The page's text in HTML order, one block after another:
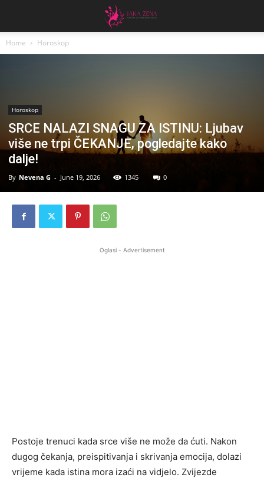
Home Horoskop
Horoskop
SRCE NALAZI SNAGU ZA ISTINU: Ljubav
više ne trpi ČEKANJE, pogledajte kako
dalje!
By Nevena G - June 19, 2026 1345 0
Oglasi - Advertisement
Postoje trenuci kada srce više ne može da ćuti. Nakon
dugog čekanja, preispitivanja i skrivanja emocija, dolazi
vrijeme kada istina mora izaći na vidjelo. Zvijezde